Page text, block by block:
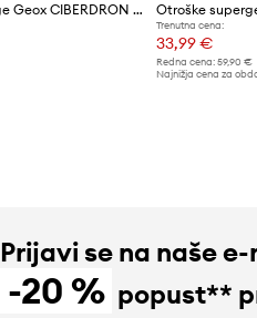
Otroške superge Geox CIBERDRON x Superman Otroške
Trenutna cena:
33,99 €
Redna cena:59,90 €
Najnižja cena za
Prijavi se na naše
-20 % popust**